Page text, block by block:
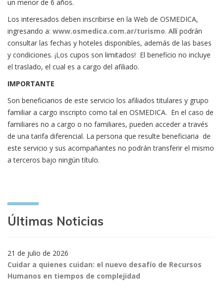
un menor de 6 años.
Los interesados deben inscribirse en la Web de OSMEDICA,
ingresando a: www.osmedica.com.ar/turismo. Allí podrán
consultar las fechas y hoteles disponibles, además de las bases
y condiciones. ¡Los cupos son limitados! El beneficio no incluye
el traslado, el cual es a cargo del afiliado.
IMPORTANTE
Son beneficiarios de este servicio los afiliados titulares y grupo
familiar a cargo inscripto como tal en OSMEDICA. En el caso de
familiares no a cargo o no familiares, pueden acceder a través
de una tarifa diferencial. La persona que resulte beneficiaria de
este servicio y sus acompañantes no podrán transferir el mismo
a terceros bajo ningún título.
Últimas Noticias
21 de julio de 2026
Cuidar a quienes cuidan: el nuevo desafío de Recursos
Humanos en tiempos de complejidad